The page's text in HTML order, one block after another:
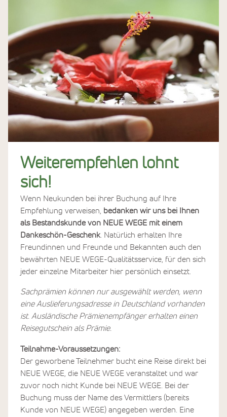
Weiterempfehlen lohnt
sich!
Wenn Neukunden bei ihrer Buchung auf Ihre
Empfehlung verweisen,
bedanken wir uns bei Ihnen
als Bestandskunde von NEUE WEGE mit einem
Dankeschön-Geschenk . Natürlich erhalten Ihre
Freundinnen und Freunde und Bekannten auch den
bewährten NEUE WEGE-Qualitätsservice, für den sich
jeder einzelne Mitarbeiter hier persönlich einsetzt.
Sachprämien können nur ausgewählt werden, wenn
eine Auslieferungsadresse in Deutschland vorhanden
ist. Ausländische Prämienempfänger erhalten einen
Reisegutschein als Prämie.
Teilnahme-Voraussetzungen:
Der geworbene Teilnehmer bucht eine Reise direkt bei
NEUE WEGE, die NEUE WEGE veranstaltet und war
zuvor noch nicht Kunde bei NEUE WEGE. Bei der
Buchung muss der Name des Vermittlers (bereits
Kunde von NEUE WEGE) angegeben werden. Eine